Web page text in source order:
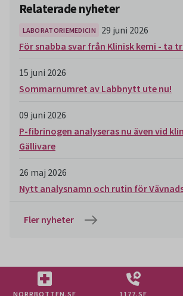
Relaterade nyheter
LABORATORIEMEDICIN
29 juni 2026
För snabba svar från Klinisk kemi - ta
15 juni 2026
Sommarnumret av Labbnytt ute nu!
09 juni 2026
P-fibrinogen analyseras nu även vid
Gällivare
26 maj 2026
Nytt analysnamn och rutin för
Fler nyheter
NORRBOTTEN.SE 1177.SE